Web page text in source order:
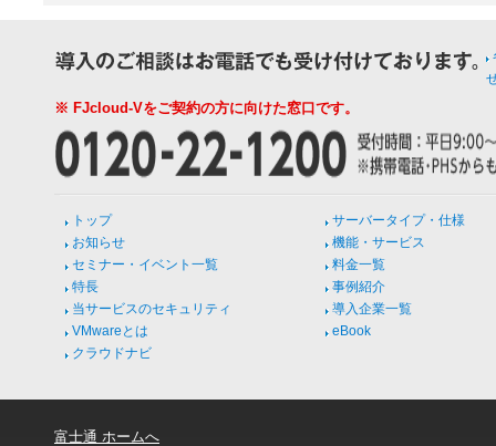
※ FJcloud-Vをご契約の方に向けた窓口です。
トップ
お知らせ
セミナー・イベント一覧
特長
当サービスのセキュリティ
VMwareとは
クラウドナビ
サーバータイプ・仕様
機能・サービス
料金一覧
事例紹介
導入企業一覧
eBook
富士通 ホームへ